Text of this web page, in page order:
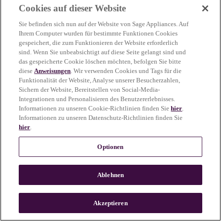
more information)
n
Cookies auf dieser Website
Sie befinden sich nun auf der Website von Sage Appliances. Auf
Ihrem Computer wurden für bestimmte Funktionen Cookies
gespeichert, die zum Funktionieren der Website erforderlich
sind. Wenn Sie unbeabsichtigt auf diese Seite gelangt sind und
das gespeicherte Cookie löschen möchten, befolgen Sie bitte
dieseAnweisungen. Wir verwenden Cookies und Tags für die
Funktionalität der Website, Analyse unserer Besucherzahlen,
Sichern der Website, Bereitstellen von Social-Media-
Integrationen und Personalisieren des Benutzererlebnisses.
Informationen zu unseren Cookie-Richtlinien finden Siehier.
Informationen zu unseren Datenschutz-Richtlinien finden Sie
hier.
Optionen
Ablehnen
Akzeptieren